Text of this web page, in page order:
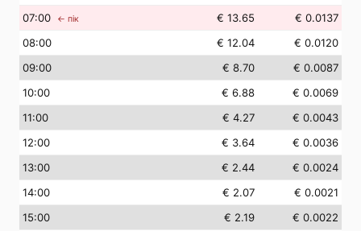
07:00 ← пік € 13.65
€ 0.0137
08:00 € 12.04
€ 0.0120
09:00 € 8.70
€ 0.0087
10:00 € 6.88
€ 0.0069
11:00 € 4.27
€ 0.0043
12:00 € 3.64
€ 0.0036
13:00 € 2.44
€ 0.0024
14:00 € 2.07
€ 0.0021
15:00 € 2.19
€ 0.0022